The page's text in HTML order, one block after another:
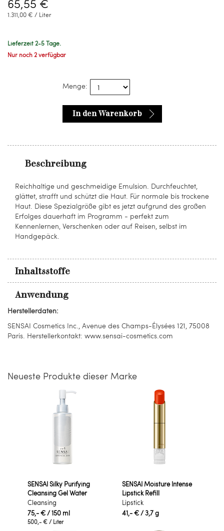
65,55 €
1.311,00 € / Liter
Lieferzeit 2-5 Tage.
Nur noch 2 verfügbar
Menge:
In den Warenkorb
Beschreibung
Reichhaltige und geschmeidige Emulsion. Durchfeuchtet,
glättet, strafft und schützt die Haut. Für normale bis trockene
Haut. Diese Spezialgröße gibt es jetzt aufgrund des großen
Erfolges dauerhaft im Programm - perfekt zum
Kennenlernen, Verschenken oder auf Reisen, selbst im
Handgepäck.
Inhaltsstoffe
Anwendung
Herstellerdaten:
SENSAI Cosmetics Inc., Avenue des Champs-Élysées 121, 75008
Paris. Herstellerkontakt: www.sensai-cosmetics.com
Neueste Produkte dieser Marke
SENSAI Silky Purifying
Cleansing Gel Water
Cleansing
75,- €/ 150 ml
500,- € / Liter
SENSAI Moisture Intense
Lipstick Refill
Lipstick
41,- €/ 3,7 g